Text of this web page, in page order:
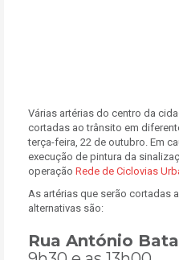
Várias artérias do centro da
cortadas ao trânsito em
terça-feira, 22 de outubro. Em
execução de pintura da
operação Rede de Ciclovias
As artérias que serão cortadas
alternativas são:
Rua António